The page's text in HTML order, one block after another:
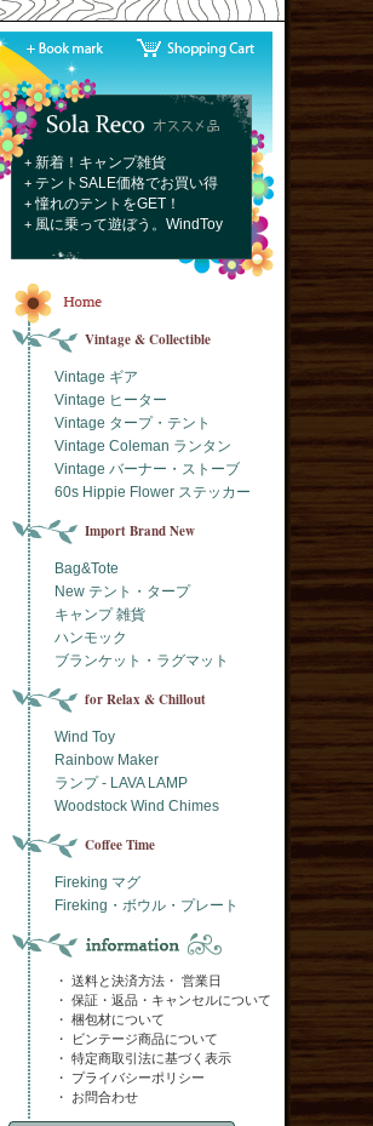
+ 新着！キャンプ雑貨
+ テントSALE価格でお買い得
+憧れのテントをGET！
+ 風に乗って遊ぼう。WindToy
Vintage & Collectible
Vintage ギア
Vintage ヒーター
Vintage タープ・テント
Vintage Coleman ランタン
Vintage バーナー・ストーブ
60s Hippie Flower ステッカー
Import Brand New
Bag&Tote
New テント・タープ
キャンプ 雑貨
ハンモック
ブランケット・ラグマット
for Relax & Chillout
Wind Toy
Rainbow Maker
ランプ - LAVA LAMP
Woodstock Wind Chimes
Coffee Time
Fireking マグ
Fireking・ボウル・プレート
・ 送料と決済方法・ 営業日
・ 保証・返品・キャンセルについて
・ 梱包材について
・ ビンテージ商品について
・ 特定商取引法に基づく表示
・ プライバシーポリシー
・ お問合わせ